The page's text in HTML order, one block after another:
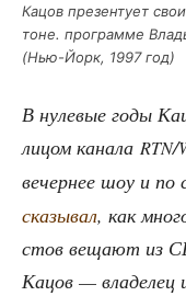
Кацов пре­зен­ту­ет
тоне. про­грам­ме
(Нью-Йорк, 1997 год)
В нуле­вые годы
лицом кана­ла RTN/
вечер­нее шоу и по
ска­зы­вал, как
стов веща­ют из
Кацов — вла­де­лец